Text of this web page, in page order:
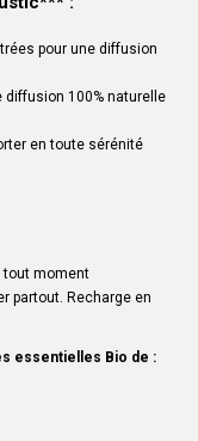
pour une diffusion
diffusion 100% naturelle
en toute sérénité
tout moment
partout. Recharge en
essentielles Bio de :